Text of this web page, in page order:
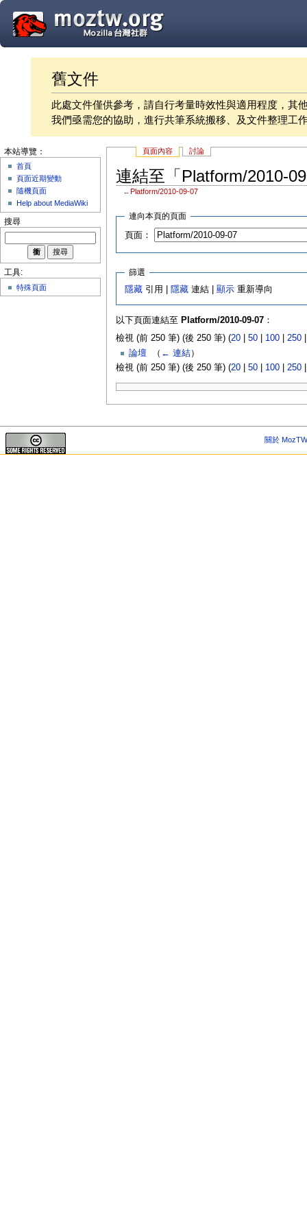
舊文件
此處文件僅供參考，請自行考量時效性與適用程度，其
我們亟需您的協助，進行共筆系統搬移、及文件整理工
頁面內容 討論
連結至「Platform/2010-
← Platform/2010-09-07
連向本頁的頁面
頁面：
篩選
隱藏 引用 | 隱藏 連結 |顯示 重新導向
以下頁面連結至 Platform/2010-09-07：
檢視 (前 250 筆) (後 250 筆) (20| 50| 100| 250
論壇
（ ← 連結）
檢視 (前 250 筆) (後 250 筆) (20| 50| 100| 250
本站導覽：
首頁
頁面近期變動
隨機頁面
Help about MediaWiki
搜尋
工具:
特殊頁面
關於